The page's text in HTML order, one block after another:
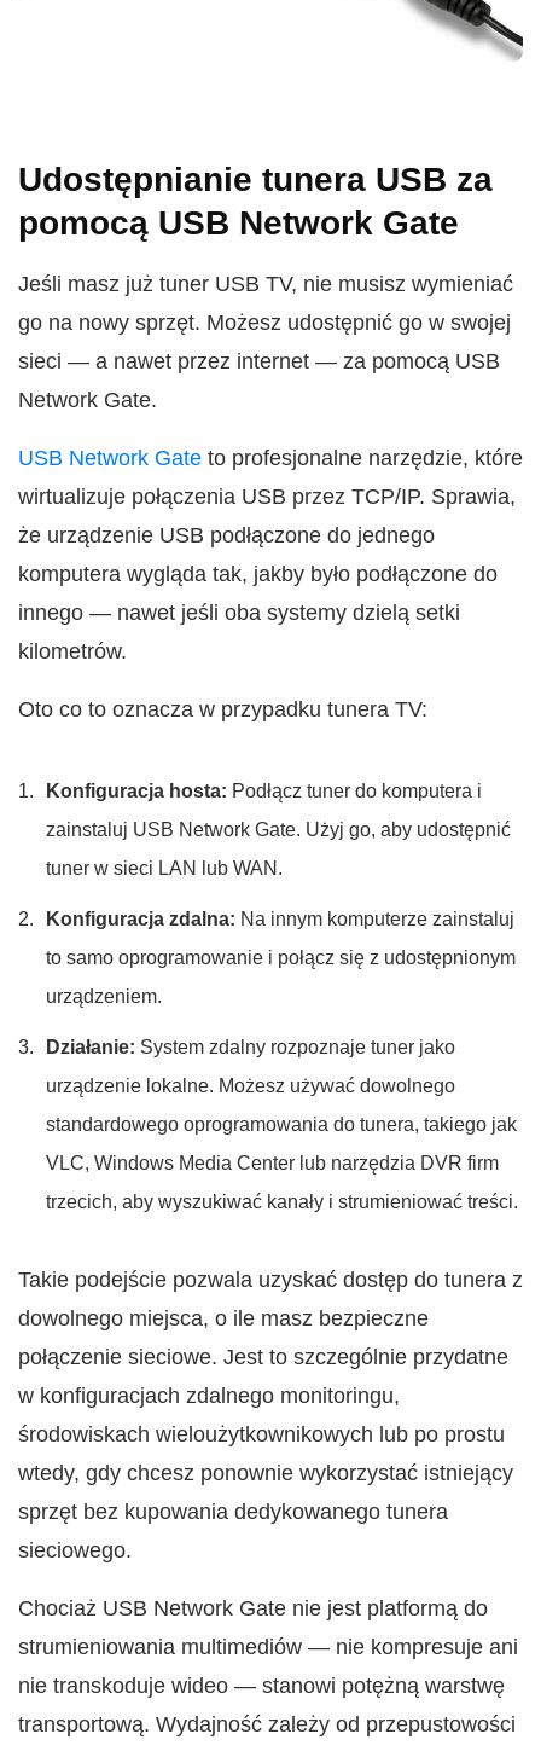
Udostępnianie tunera USB za
pomocą USB Network Gate
Jeśli masz już tuner USB TV, nie musisz wymieniać
go na nowy sprzęt. Możesz udostępnić go w swojej
sieci — a nawet przez internet — za pomocą USB
Network Gate.
USB Network Gate to profesjonalne narzędzie, które
wirtualizuje połączenia USB przez TCP/IP. Sprawia,
że urządzenie USB podłączone do jednego
komputera wygląda tak, jakby było podłączone do
innego — nawet jeśli oba systemy dzielą setki
kilometrów.
Oto co to oznacza w przypadku tunera TV:
Konfiguracja hosta: Podłącz tuner do komputera i
zainstaluj USB Network Gate. Użyj go, aby udostępnić
tuner w sieci LAN lub WAN.
Konfiguracja zdalna: Na innym komputerze zainstaluj
to samo oprogramowanie i połącz się z udostępnionym
urządzeniem.
Działanie: System zdalny rozpoznaje tuner jako
urządzenie lokalne. Możesz używać dowolnego
standardowego oprogramowania do tunera, takiego jak
VLC, Windows Media Center lub narzędzia DVR firm
trzecich, aby wyszukiwać kanały i strumieniować treści.
Takie podejście pozwala uzyskać dostęp do tunera z
dowolnego miejsca, o ile masz bezpieczne
połączenie sieciowe. Jest to szczególnie przydatne
w konfiguracjach zdalnego monitoringu,
środowiskach wieloużytkownikowych lub po prostu
wtedy, gdy chcesz ponownie wykorzystać istniejący
sprzęt bez kupowania dedykowanego tunera
sieciowego.
Chociaż USB Network Gate nie jest platformą do
strumieniowania multimediów — nie kompresuje ani
nie transkoduje wideo — stanowi potężną warstwę
transportową. Wydajność zależy od przepustowości